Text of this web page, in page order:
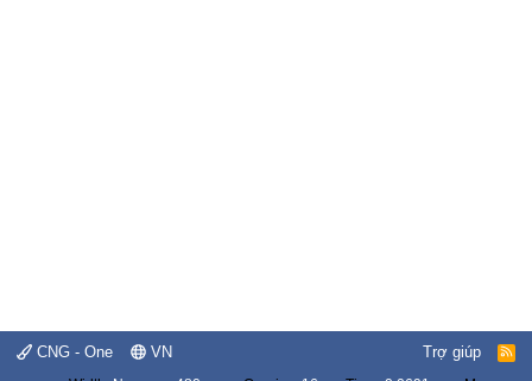
CNG - One VN Trợ giúp
R